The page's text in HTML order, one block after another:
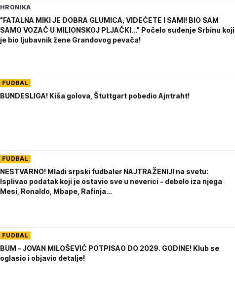
HRONIKA
"FATALNA MIKI JE DOBRA GLUMICA, VIDEĆETE I SAMI! BIO SAM
SAMO VOZAČ U MILIONSKOJ PLJAČKI..." Počelo suđenje Srbinu koji
je bio ljubavnik žene Grandovog pevača!
FUDBAL
BUNDESLIGA! Kiša golova, Štuttgart pobedio Ajntraht!
FUDBAL
NESTVARNO! Mladi srpski fudbaler NAJTRAŽENIJI na svetu:
Isplivao podatak koji je ostavio sve u neverici - debelo iza njega
Mesi, Ronaldo, Mbape, Rafinja...
FUDBAL
BUM - JOVAN MILOŠEVIĆ POTPISAO DO 2029. GODINE! Klub se
oglasio i objavio detalje!